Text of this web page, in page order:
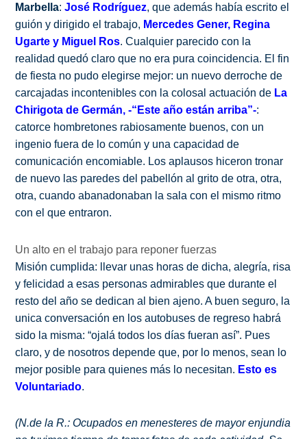
Marbella:José Rodríguez, que además había escrito el
guión y dirigido el trabajo, Mercedes Gener, Regina
Ugarte y Miguel Ros. Cualquier parecido con la
realidad quedó claro que no era pura coincidencia. El fin
de fiesta no pudo elegirse mejor: un nuevo derroche de
carcajadas incontenibles con la colosal actuación de La
Chirigota de Germán, -“Este año están arriba”-:
catorce hombretones rabiosamente buenos, con un
ingenio fuera de lo común y una capacidad de
comunicación encomiable. Los aplausos hiceron tronar
de nuevo las paredes del pabellón al grito de otra, otra,
otra, cuando abanadonaban la sala con el mismo ritmo
con el que entraron.
Un alto en el trabajo para reponer fuerzas
Misión cumplida: llevar unas horas de dicha, alegría, risa
y felicidad a esas personas admirables que durante el
resto del año se dedican al bien ajeno. A buen seguro, la
unica conversación en los autobuses de regreso habrá
sido la misma: “ojalá todos los días fueran así”. Pues
claro, y de nosotros depende que, por lo menos, sean lo
mejor posible para quienes más lo necesitan. Esto es
Voluntariado.
(N.de la R.: Ocupados en menesteres de mayor enjundia